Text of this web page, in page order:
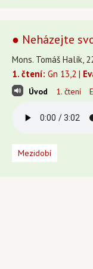
● Neházejte
Mons. Tomáš Halík,
1. čtení: Gn 13,2 |
Úvod 1. čtení
Mezidobí